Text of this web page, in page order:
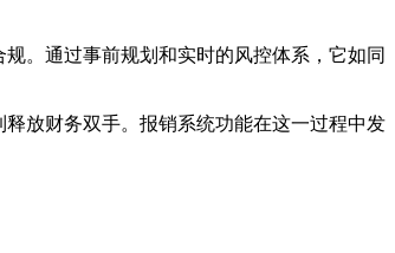
。通过事前规划和实时的风控体系，它如同
放财务双手。报销系统功能在这一过程中发